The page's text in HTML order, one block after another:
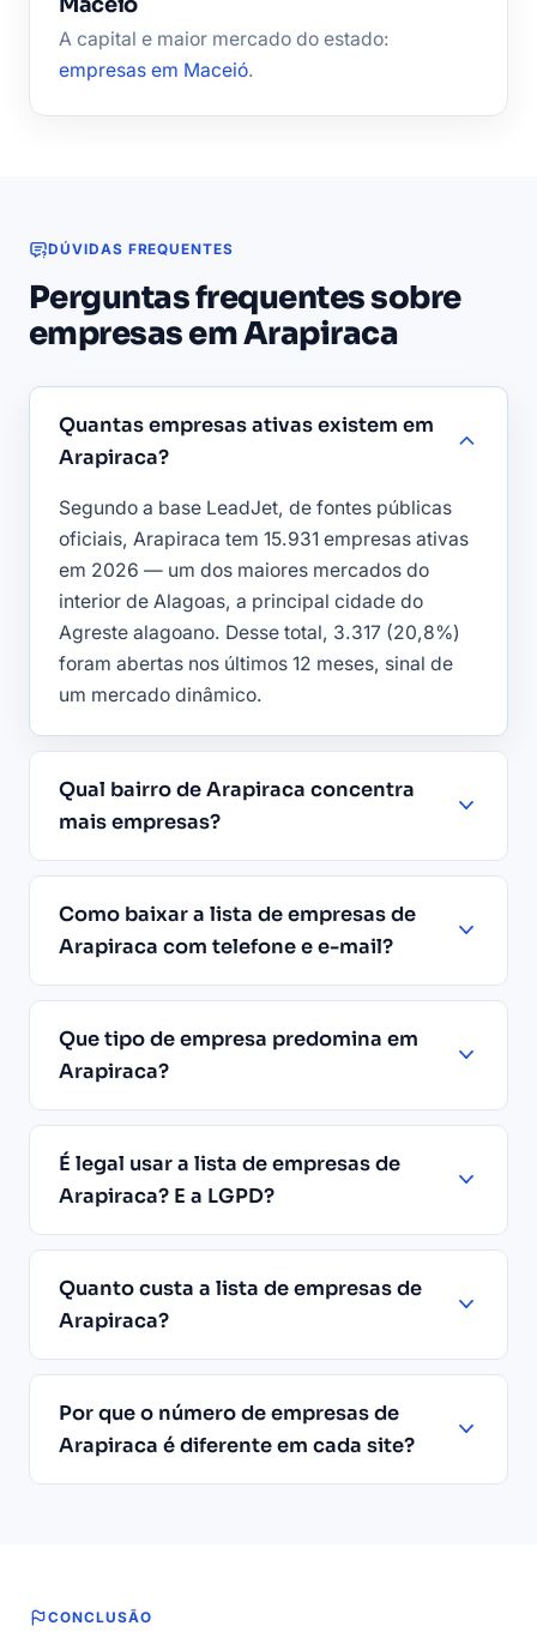
A capital e maior mercado do estado:
empresas em Maceió.
DÚVIDAS FREQUENTES
Perguntas frequentes sobre
empresas em Arapiraca
Quantas empresas ativas existem em
Arapiraca?
Segundo a base LeadJet, de fontes públicas
oficiais, Arapiraca tem 15.931 empresas ativas
em 2026 — um dos maiores mercados do
interior de Alagoas, a principal cidade do
Agreste alagoano. Desse total, 3.317 (20,8%)
foram abertas nos últimos 12 meses, sinal de
um mercado dinâmico.
Qual bairro de Arapiraca concentra
mais empresas?
Como baixar a lista de empresas de
Arapiraca com telefone e e-mail?
Que tipo de empresa predomina em
Arapiraca?
É legal usar a lista de empresas de
Arapiraca? E a LGPD?
Quanto custa a lista de empresas de
Arapiraca?
Por que o número de empresas de
Arapiraca é diferente em cada site?
CONCLUSÃO